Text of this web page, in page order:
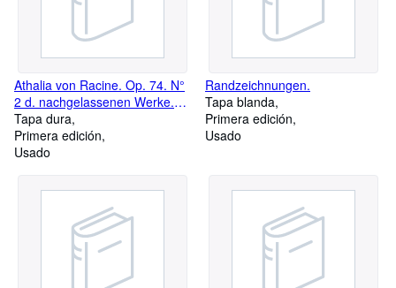
Athalia von Racine. Op. 74. N°
2 d. nachgelassenen Werke.
Clavierauszug nach d. Original-
Partitur bearb. v. J.Rietz.
Tapa dura
Primera edición
Usado
Randzeichnungen.
Tapa blanda
Primera edición
Usado